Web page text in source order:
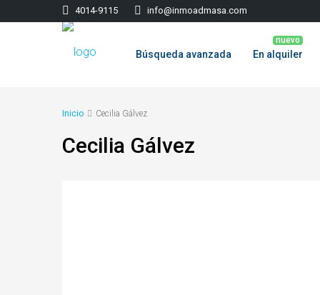
‭4014-9115‬ info@inmoadmasa.com
Búsqueda avanzada En alquiler
Inicio Cecilia Gálvez
Cecilia Gálvez